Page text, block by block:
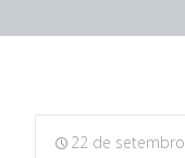
22 de